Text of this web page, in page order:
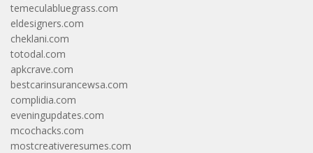
temeculabluegrass.com
eldesigners.com
cheklani.com
totodal.com
apkcrave.com
bestcarinsurancewsa.com
complidia.com
eveningupdates.com
mcochacks.com
mostcreativeresumes.com